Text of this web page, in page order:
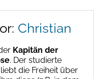
Christian
Kapitän der
. Der studierte
die Freiheit über